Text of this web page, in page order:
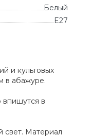
Белый
E27
и культовых
в абажуре.
впишутся в
свет. Материал